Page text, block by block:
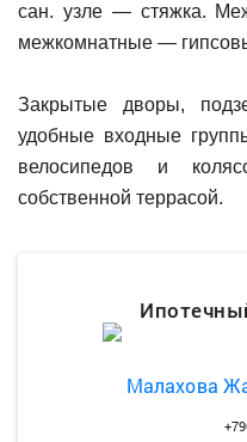
сан. узле — стяжка.
межкомнатные —
Закрытые дворы,
удобные входные
велосипедов и
собственной террасой.
Малахова